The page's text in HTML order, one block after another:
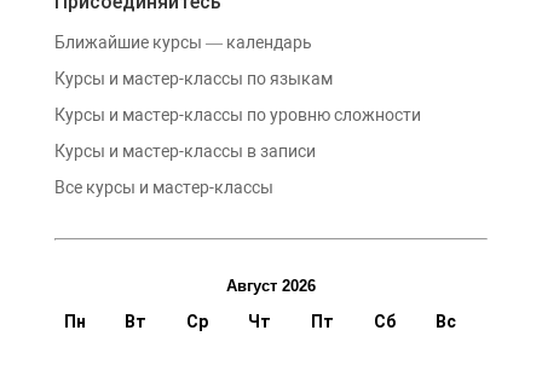
Ближайшие курсы — календарь
Курсы и мастер-классы по языкам
Курсы и мастер-классы по уровню сложности
Курсы и мастер-классы в записи
Все курсы и мастер-классы
Август 2026
Пн Вт Ср Чт Пт Сб Вс